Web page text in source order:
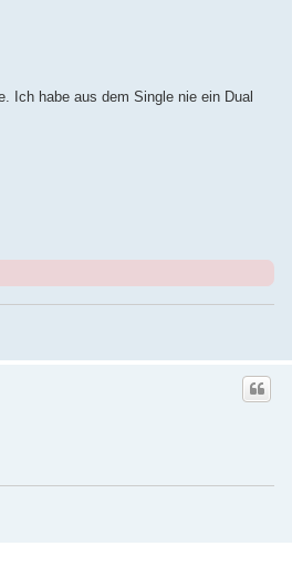
Ich habe aus dem Single nie ein Dual